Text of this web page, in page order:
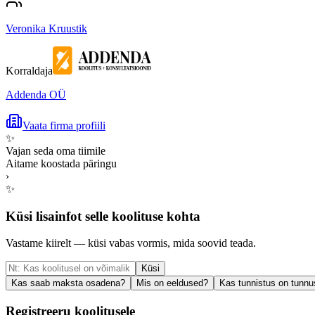
Veronika Kruustik
Korraldaja
Addenda OÜ
Vaata firma profiili
✨
Vajan seda oma tiimile
Aitame koostada päringu
›
✨
Küsi lisainfot selle koolituse kohta
Vastame kiirelt — küsi vabas vormis, mida soovid teada.
Küsi
Kas saab maksta osadena?
Mis on eeldused? Kas tunnistus on
Registreeru koolitusele